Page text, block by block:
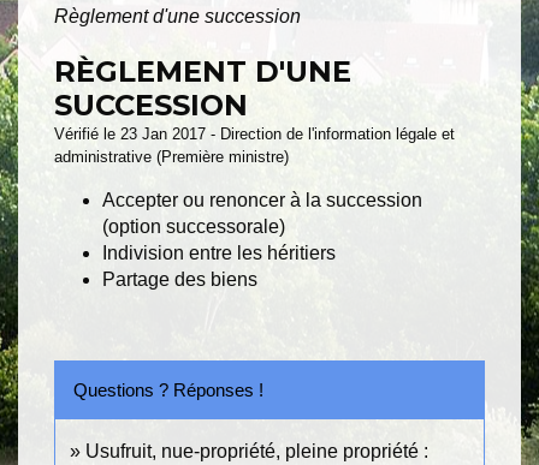
Règlement d'une succession
RÈGLEMENT D'UNE
SUCCESSION
Vérifié le 23 Jan 2017 - Direction de l'information légale et
administrative (Première ministre)
Accepter ou renoncer à la succession
(option successorale)
Indivision entre les héritiers
Partage des biens
Questions ? Réponses !
Usufruit, nue-propriété, pleine propriété :